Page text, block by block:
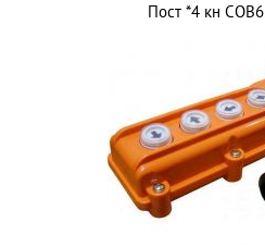
Пост *4 кн